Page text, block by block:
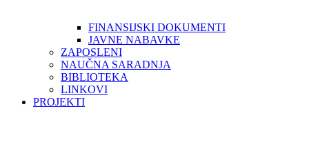
FINANSIJSKI DOKUMENTI
JAVNE NABAVKE
ZAPOSLENI
NAUČNA SARADNJA
BIBLIOTEKA
LINKOVI
PROJEKTI